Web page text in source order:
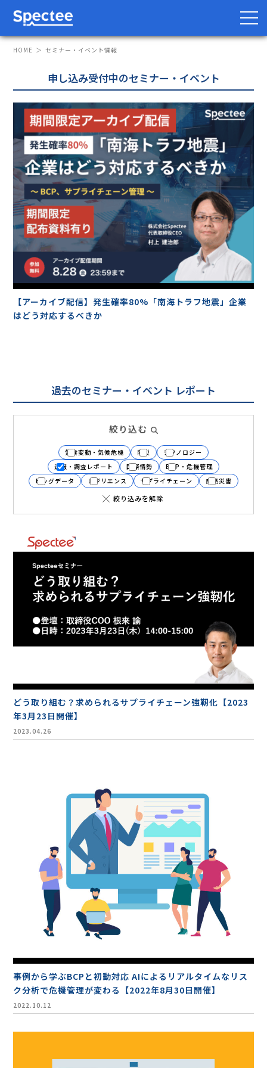
サービス
Spectee Pro
Spectee SCR
スマートリスク管理
導入事例
レポート
セミナー・イベント
経営チーム
沿革
パートナー
採用情報
お役立ち資料
HOME セミナー・イベント情報
申し込み受付中のセミナー・イベント
【アーカイブ配信】発生確率80%「南海トラフ地震」企業
はどう対応するべきか
過去のセミナー・イベント レポート
絞り込む
気候変動・気候危機 防災
テクノロジー
速報・調査レポート
国際情勢
BCP・危機管理
ビッグデータ
レジリエンス サプライチェーン 自然災害
絞り込みを解除
どう取り組む？求められるサプライチェーン強靭化【2023
年3月23日開催】
2023.04.26
事例から学ぶBCPと初動対応 AIによるリアルタイムなリス
ク分析で危機管理が変わる【2022年8月30日開催】
2022.10.12